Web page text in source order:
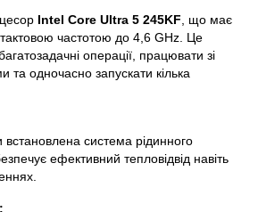
Intel Core Ultra 5 245KF , що має
тактовою частотою до 4,6 GHz. Це
операції, працювати зі
одночасно запускати кілька
встановлена система рідинного
ефективний тепловідвід навіть